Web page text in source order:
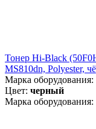
Тонер Hi-Black
MS810dn, Polyester,
Марка оборудования:
Цвет: черный
Марка